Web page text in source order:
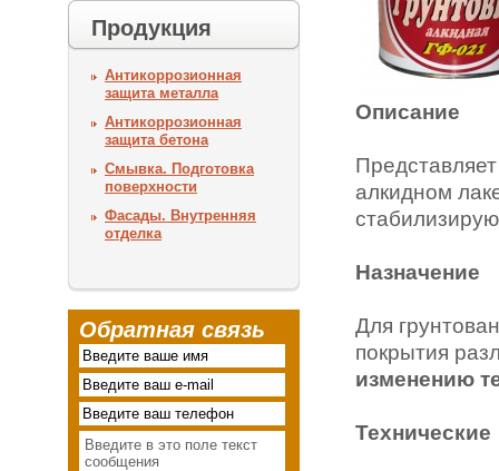
Продукция
Антикоррозионная
защита металла
Антикоррозионная
защита бетона
Смывка. Подготовка
поверхности
Фасады. Внутренняя
отделка
Обратная связь
Описание
алкидном
Назначение
Для
покрытия
изменению